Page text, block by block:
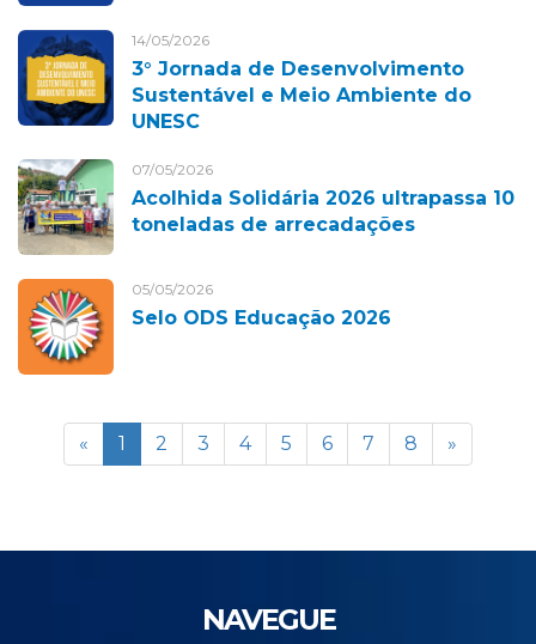
14/05/2026
3° Jornada de Desenvolvimento
Sustentável e Meio Ambiente do
UNESC
07/05/2026
Acolhida Solidária 2026 ultrapassa 10
toneladas de arrecadações
05/05/2026
Selo ODS Educação 2026
« 1 2 3 4 5 6 7 8 »
NAVEGUE